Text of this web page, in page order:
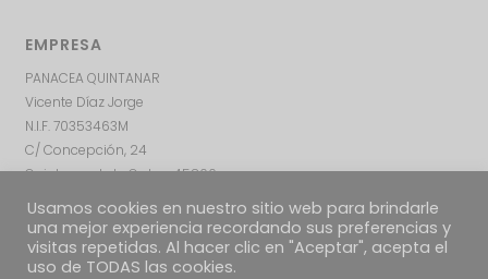
EMPRESA
PANACEA QUINTANAR
Vicente Díaz Jorge
N.I.F. 70353463M
C/ Concepción, 24
Quintanar de la Orden, 45800
Toledo – ESPAÑA
Usamos cookies en nuestro sitio web para brindarle
una mejor experiencia recordando sus preferencias y
visitas repetidas. Al hacer clic en "Aceptar", acepta el
uso de TODAS las cookies.